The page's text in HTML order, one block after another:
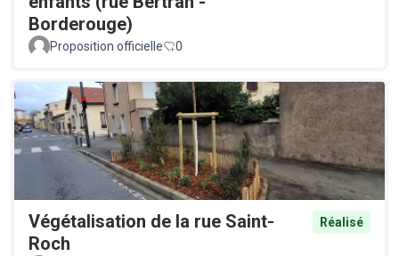
Borderouge)
Proposition officielle 0
Végétalisation de la rue Saint-
Roch
Réalisé